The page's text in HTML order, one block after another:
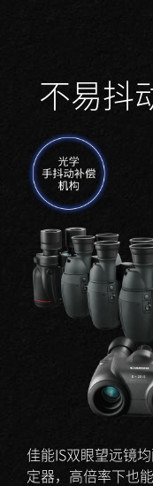
不易抖
佳能IS双眼望远镜
定器，高倍率下也